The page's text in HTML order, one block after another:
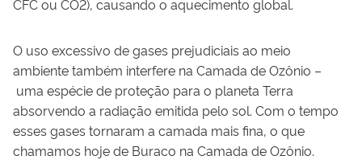
CFC ou CO2), causando o aquecimento global.
O uso excessivo de gases prejudiciais ao meio
ambiente também interfere na Camada de Ozônio –
uma espécie de proteção para o planeta Terra
absorvendo a radiação emitida pelo sol. Com o tempo
esses gases tornaram a camada mais fina, o que
chamamos hoje de Buraco na Camada de Ozônio.